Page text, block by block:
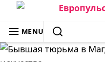
Skip
to
content
ЕВРОПУЛЬС: ВСЁ О
MENU
SEARCH